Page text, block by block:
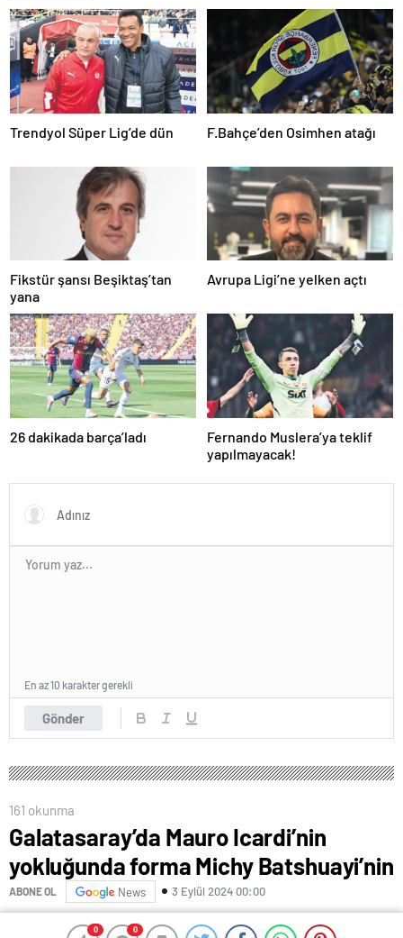
0 0
Trendyol Süper Lig’de dün F.Bahçe’den Osimhen atağı
Fikstür şansı Beşiktaş’tan
yana
Avrupa Ligi’ne yelken açtı
26 dakikada barça’ladı
Fernando Muslera’ya teklif
yapılmayacak!
Gönder
En az 10 karakter gerekli
161 okunma
Galatasaray’da Mauro Icardi’nin
yokluğunda forma Michy Batshuayi’nin
ABONE OL News 3 Eylül 2024 00:00
0 0